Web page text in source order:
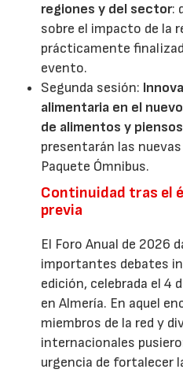
regiones y del sector:
sobre el impacto de la
prácticamente
evento.
Segunda sesión:
alimentaria en el
de alimentos y piensos
presentarán las
Paquete Ómnibus.
Continuidad tras el
previa
El Foro Anual de 2026
importantes debates
edición, celebrada el 4
en Almería. En aquel
miembros de la red y
internacionales
urgencia de fortalecer